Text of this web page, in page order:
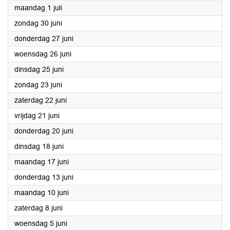
maandag 1 juli2024
zondag 30 juni2024
donderdag 27 juni2024
woensdag 26 juni2024
dinsdag 25 juni2024
zondag 23 juni2024
zaterdag 22 juni2024
vrijdag 21 juni2024
donderdag 20 juni2024
dinsdag 18 juni2024
maandag 17 juni2024
donderdag 13 juni2024
maandag 10 juni2024
zaterdag 8 juni2024
woensdag 5 juni2024